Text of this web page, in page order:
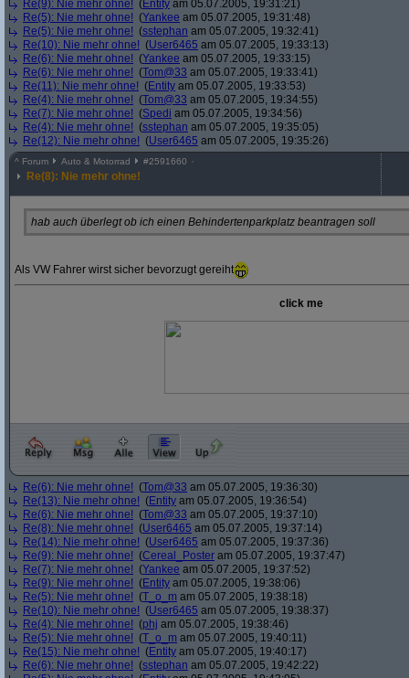
Re(9): Nie mehr ohne! ( Entity am 05.07.2005, 19:31:21)
Re(5): Nie mehr ohne! (Yankee am 05.07.2005, 19:31:48)
Re(5): Nie mehr ohne! (sstephan am 05.07.2005, 19:32:41)
Re(10): Nie mehr ohne! (User6465 am 05.07.2005, 19:33:13)
Re(6): Nie mehr ohne! (Yankee am 05.07.2005, 19:33:15)
Re(6): Nie mehr ohne! (Tom@33 am 05.07.2005, 19:33:41)
Re(11): Nie mehr ohne! (Entity am 05.07.2005, 19:33:53)
Re(4): Nie mehr ohne! (Tom@33 am 05.07.2005, 19:34:55)
Re(7): Nie mehr ohne! (Spedi am 05.07.2005, 19:34:56)
Re(4): Nie mehr ohne! (sstephan am 05.07.2005, 19:35:05)
Re(12): Nie mehr ohne! (User6465 am 05.07.2005, 19:35:26)
^ Forum Auto & Motorrad #2591660
Re(8): Nie mehr ohne!
hab auch überlegt ob ich einen Behindertenparkplatz beantragen soll
Als VW Fahrer wirst sicher bevorzugt gereiht
click me
Re(6): Nie mehr ohne! (Tom@33 am 05.07.2005, 19:36:30)
Re(13): Nie mehr ohne! (Entity am 05.07.2005, 19:36:54)
Re(6): Nie mehr ohne! (Tom@33 am 05.07.2005, 19:37:10)
Re(8): Nie mehr ohne! (User6465 am 05.07.2005, 19:37:14)
Re(14): Nie mehr ohne! (User6465 am 05.07.2005, 19:37:36)
Re(9): Nie mehr ohne! (Cereal_Poster am 05.07.2005, 19:37:47)
Re(7): Nie mehr ohne! (Yankee am 05.07.2005, 19:37:52)
Re(9): Nie mehr ohne! (Entity am 05.07.2005, 19:38:06)
Re(5): Nie mehr ohne! (T_o_m am 05.07.2005, 19:38:18)
Re(10): Nie mehr ohne! (User6465 am 05.07.2005, 19:38:37)
Re(4): Nie mehr ohne! (phj am 05.07.2005, 19:38:46)
Re(5): Nie mehr ohne! (T_o_m am 05.07.2005, 19:40:11)
Re(15): Nie mehr ohne! (Entity am 05.07.2005, 19:40:17)
Re(6): Nie mehr ohne! (sstephan am 05.07.2005, 19:42:22)